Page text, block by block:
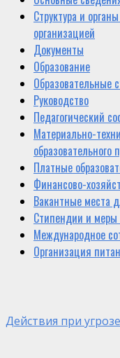
Структура и
организацией
Документы
Образование
Образовательные
Руководство
Педагогический
Материально-
образовательного
Платные
Финансово-
Вакантные места
Стипендии и
Международное
Организация
Действия при